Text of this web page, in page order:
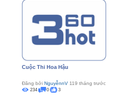
Cuộc Thi Hoa Hậu
Đăng bởi NguyễnnV 119 tháng trước
234 0 3